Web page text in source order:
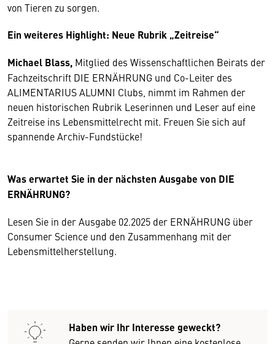
von Tieren zu sorgen.
Ein weiteres Highlight: Neue Rubrik „Zeitreise“
Michael Blass, Mitglied des Wissenschaftlichen Beirats der
Fachzeitschrift DIE ERNÄHRUNG und Co-Leiter des
ALIMENTARIUS ALUMNI Clubs, nimmt im Rahmen der
neuen historischen Rubrik Leserinnen und Leser auf eine
Zeitreise ins Lebensmittelrecht mit. Freuen Sie sich auf
spannende Archiv-Fundstücke!
Was erwartet Sie in der nächsten Ausgabe von DIE
ERNÄHRUNG?
Lesen Sie in der Ausgabe 02.2025 der ERNÄHRUNG über
Consumer Science und den Zusammenhang mit der
Lebensmittelherstellung.
Haben wir Ihr Interesse geweckt?